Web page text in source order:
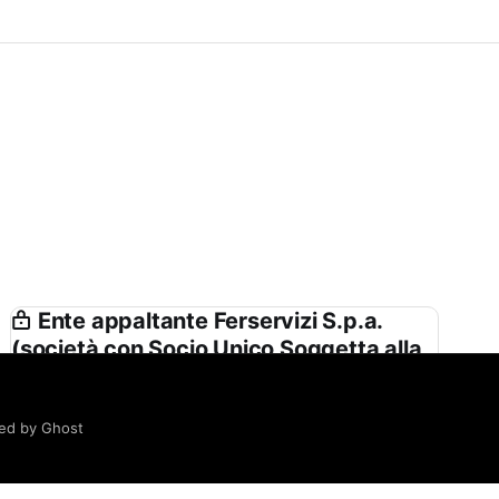
Ente appaltante Ferservizi S.p.a.
(società con Socio Unico Soggetta alla
per Conto di Rete Ferroviaria Italiana
by Ghost